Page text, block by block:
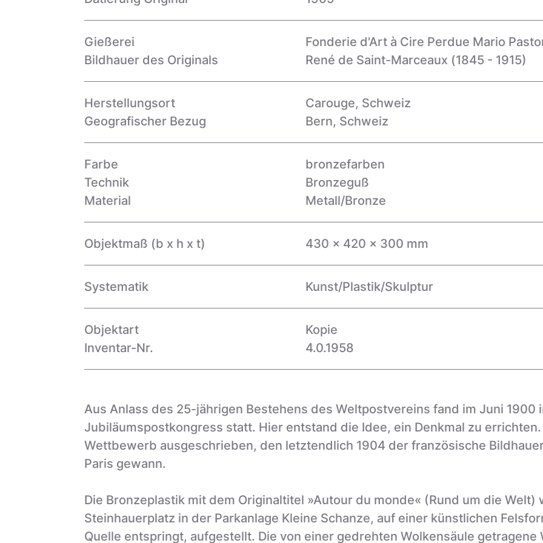
Gießerei
Fonderie d'Art à Cire Perdue Mario
Bildhauer des Originals
René de Saint-Marceaux (1845 - 1915)
Herstellungsort
Carouge, Schweiz
Geografischer Bezug
Bern, Schweiz
Farbe
bronzefarben
Technik
Bronzeguß
Material
Metall/Bronze
Objektmaß (b x h x t) 430 x 420 x 300 mm
Systematik Kunst/Plastik/Skulptur
Objektart
Kopie
Inventar-Nr.
4.0.1958
Aus Anlass des 25-jährigen Bestehens des Weltpostvereins fand im Juni 1900
Jubiläumspostkongress statt. Hier entstand die Idee, ein Denkmal zu
Wettbewerb ausgeschrieben, den letztendlich 1904 der französische
Paris gewann.
Die Bronzeplastik mit dem Originaltitel »Autour du monde« (Rund um die Welt)
Steinhauerplatz in der Parkanlage Kleine Schanze, auf einer künstlichen
Quelle entspringt, aufgestellt. Die von einer gedrehten Wolkensäule